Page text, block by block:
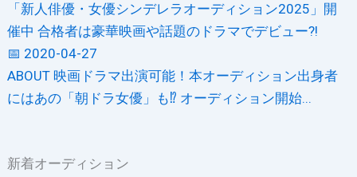
「新人俳優・女優シンデレラオーディション2025」開
催中 合格者は豪華映画や話題のドラマでデビュー?!
📅 2020-04-27
ABOUT 映画ドラマ出演可能！本オーディション出身者
にはあの「朝ドラ女優」も⁉ オーディション開始...
新着オーディション